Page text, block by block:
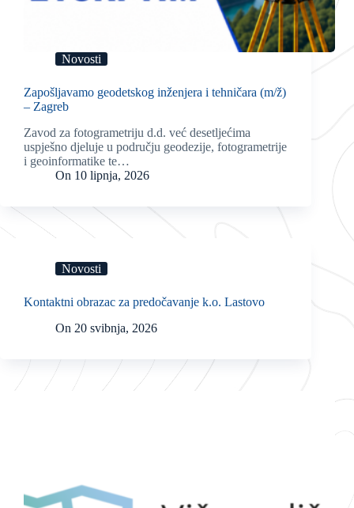
Novosti
Zapošljavamo geodetskog inženjera i tehničara (m/ž)
– Zagreb
Zavod za fotogrametriju d.d. već desetljećima
uspješno djeluje u području geodezije, fotogrametrije
i geoinformatike te…
On 10 lipnja, 2026
Novosti
Kontaktni obrazac za predočavanje k.o. Lastovo
On 20 svibnja, 2026